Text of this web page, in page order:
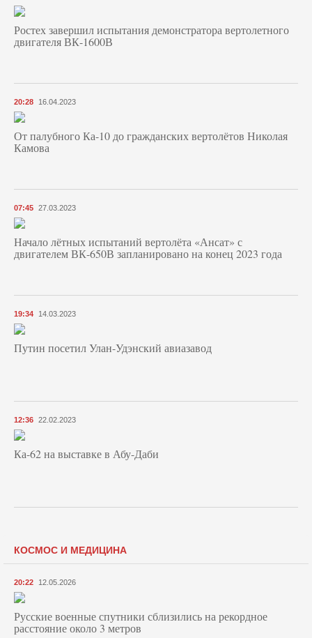
Ростех завершил испытания демонстратора вертолетного
двигателя ВК-1600В
20:28 16.04.2023
От палубного Ка-10 до гражданских вертолётов Николая
Камова
07:45 27.03.2023
Начало лётных испытаний вертолёта «Ансат» с
двигателем ВК-650В запланировано на конец 2023 года
19:34 14.03.2023
Путин посетил Улан-Удэнский авиазавод
12:36 22.02.2023
Ка-62 на выставке в Абу-Даби
КОСМОС И МЕДИЦИНА
20:22 12.05.2026
Русские военные спутники сблизились на рекордное
расстояние около 3 метров